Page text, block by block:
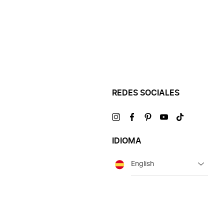
REDES SOCIALES
VisítanosVisítanosVisítanosVisítanosVisítanos
IDIOMA
Idioma